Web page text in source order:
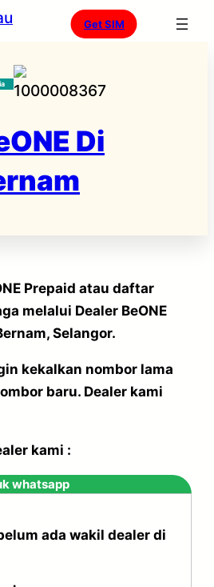
Get SIM
Di
Prepaid atau daftar
melalui Dealer BeONE
Selangor.
kekalkan nombor lama
baru. Dealer kami
kami :
whatsapp
ada wakil dealer di